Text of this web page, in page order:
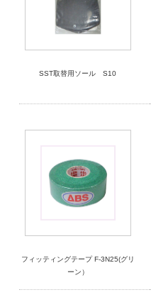
SST取替用ソール S10
フィッティングテープ F-3N25(グリ
ーン）